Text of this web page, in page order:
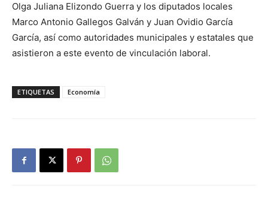
Olga Juliana Elizondo Guerra y los diputados locales
Marco Antonio Gallegos Galván y Juan Ovidio García
García, así como autoridades municipales y estatales que
asistieron a este evento de vinculación laboral.
ETIQUETAS Economía